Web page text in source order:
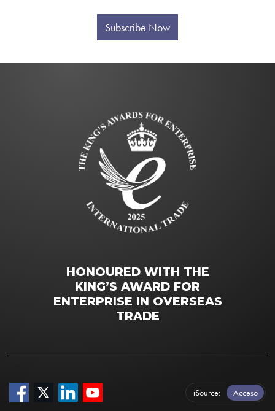
Subscribe Now
HONOURED WITH THE
KING’S AWARD FOR
ENTERPRISE IN OVERSEAS
TRADE
iSource Acceso